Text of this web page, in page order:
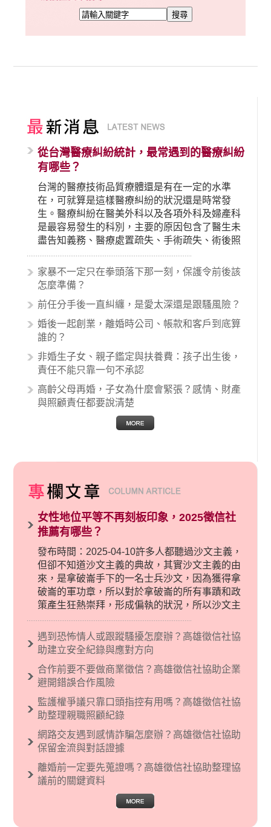
從台灣醫療糾紛統計，最常遇到的醫療糾紛
有哪些？
台灣的醫療技術品質療體還是有在一定的水準
在，可就算是這樣醫療糾紛的狀況還是時常發
生。醫療糾紛在醫美外科以及各項外科及婦產科
是最容易發生的科別，主要的原因包含了醫生未
盡告知義務、醫療處置疏失、手術疏失、術後照
顧失當、醫療費用的收取。雖然醫學進步，但醫
生與病患之間引起的糾紛還是經常發生。很多案
例中最後都走向訴訟流程，我們如果不幸遇到相
的內容其實非常多，有些案例…
家暴不一定只在拳頭落下那一刻，保護令前後該
怎麼準備？
前任分手後一直糾纏，是愛太深還是跟騷風險？
婚後一起創業，離婚時公司、帳款和客戶到底算
誰的？
非婚生子女、親子鑑定與扶養費：孩子出生後，
責任不能只靠一句不承認
高齡父母再婚，子女為什麼會緊張？感情、財產
與照顧責任都要說清楚
女性地位平等不再刻板印象，2025徵信社
推薦有哪些？
發布時間：2025-04-10許多人都聽過沙文主義，
但卻不知道沙文主義的典故，其實沙文主義的由
來，是拿破崙手下的一名士兵沙文，因為獲得拿
破崙的軍功章，所以對於拿破崙的所有事蹟和政
策產生狂熱崇拜，形成偏執的狀況，所以沙文主
義後來就被拿來暗指偏見和歧視，而且有沙文主
義傾向的人，通常對於自己的國家和民族有超強
烈的卓越感，因而瞧不起其他國家的人，所以沙
現了男性沙文…
遇到恐怖情人或跟蹤騷擾怎麼辦？高雄徵信社協
助建立安全紀錄與應對方向
合作前要不要做商業徵信？高雄徵信社協助企業
避開錯誤合作風險
監護權爭議只靠口頭指控有用嗎？高雄徵信社協
助整理親職照顧紀錄
網路交友遇到感情詐騙怎麼辦？高雄徵信社協助
保留金流與對話證據
離婚前一定要先蒐證嗎？高雄徵信社協助整理協
議前的關鍵資料